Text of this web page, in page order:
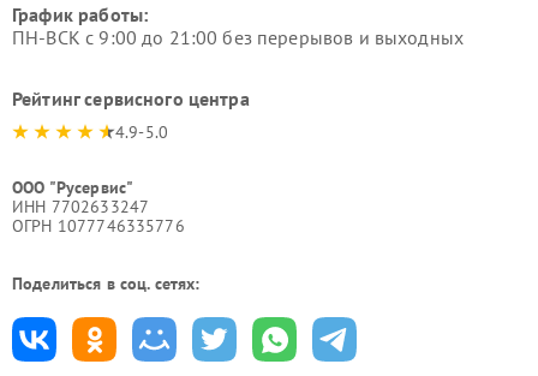
График работы:
ПН-ВСК с 9:00 до 21:00 без перерывов и выходных
Рейтинг сервисного центра
4.9-5.0
ООО "Русервис"
ИНН 7702633247
ОГРН 1077746335776
Поделиться в соц. сетях: